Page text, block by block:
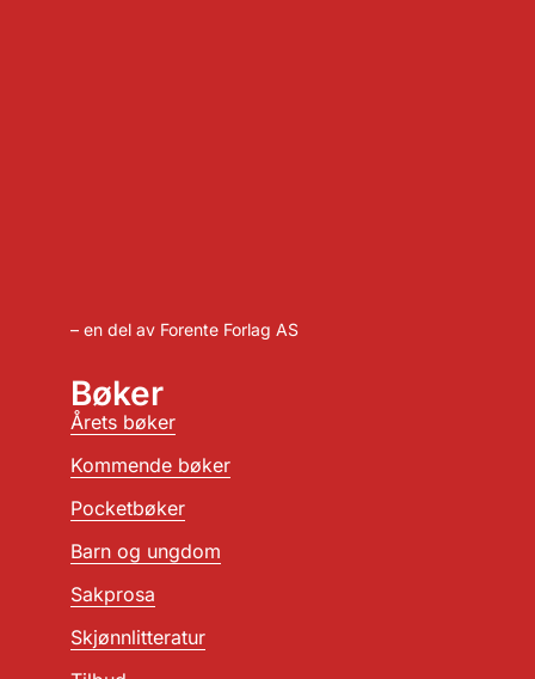
– en del av Forente Forlag AS
Bøker
Årets bøker
Kommende bøker
Pocketbøker
Barn og ungdom
Sakprosa
Skjønnlitteratur